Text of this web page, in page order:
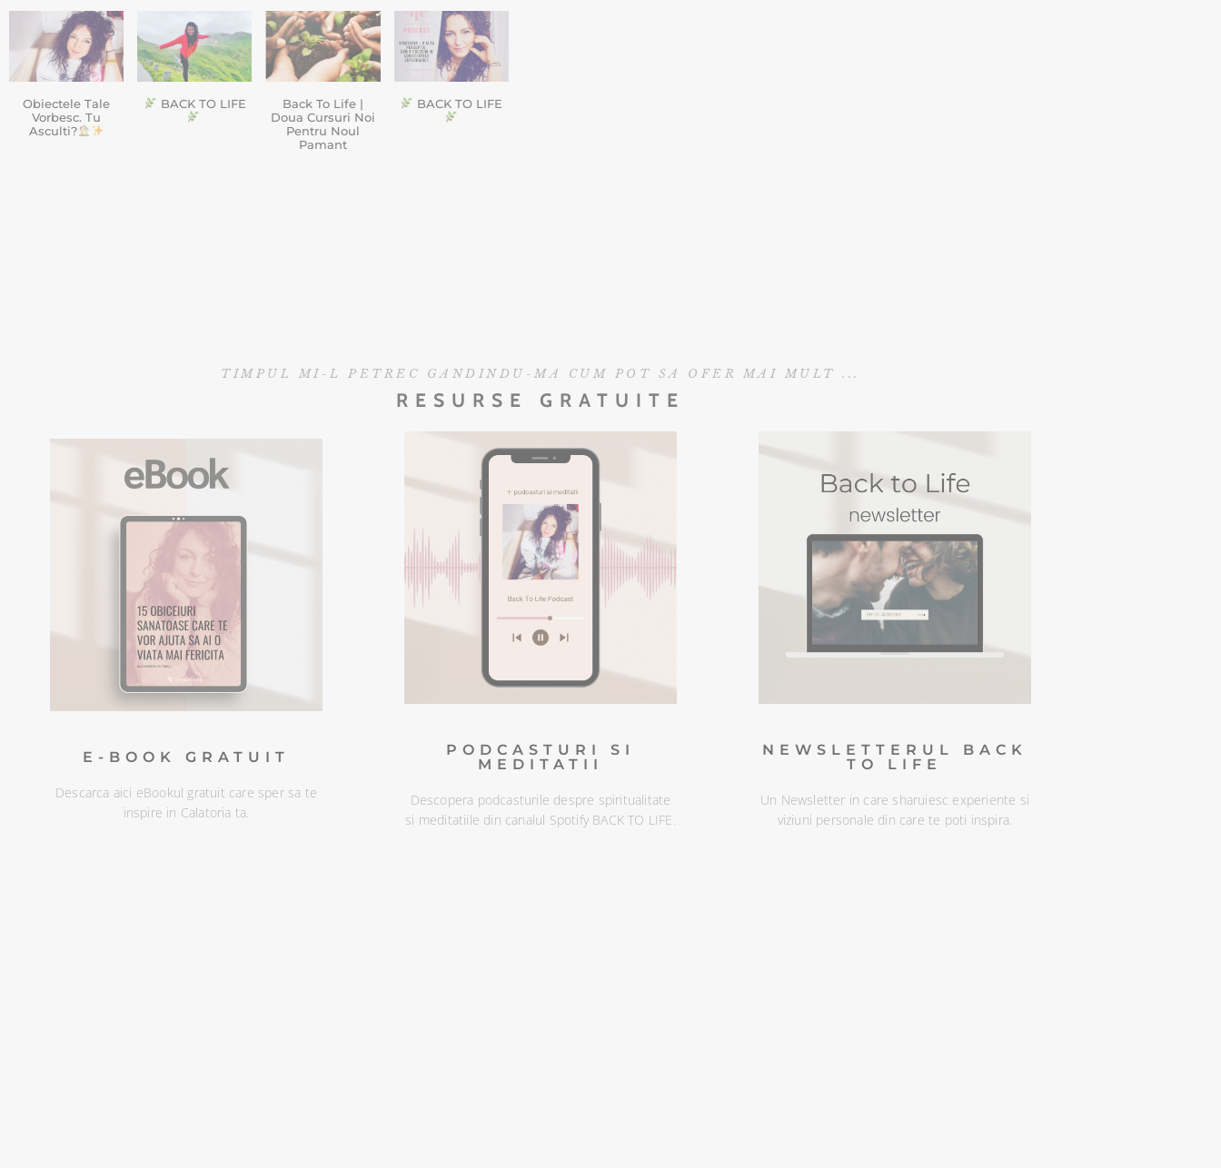
Obiectele Tale
Vorbesc. Tu
Asculti?
BACK TO LIFE
Back To Life |
Doua Cursuri Noi
Pentru Noul
Pamant
BACK TO LIFE
TIMPUL MI-L PETREC GANDINDU-MA CUM POT SA OFER MAI MULT ...
RESURSE GRATUITE
E-BOOK GRATUIT
Descarca aici eBookul gratuit care sper sa te
inspire in Calatoria ta.
EBOOK GRATUIT
Descarca aici eBookul gratuit care
sper sa te inspire in Calatoria ta.
DESCOPERA
PODCASTURI SI
MEDITATII
Descopera podcasturile despre spiritualitate
si meditatiile din canalul Spotify BACK TO LIFE.
PODCASTURI SI
MEDITATII
Descopera podcasturile despre
spiritualitate si meditatiile din
canalul Spotify BACK TO LIFE.
NEWSLETTERUL BACK
TO LIFE
Un Newsletter in care sharuiesc experiente si
viziuni personale din care te poti inspira.
NEWSLETTERUL
BACK TO LIFE
Un Newsletter in care sharuiesc
experiente si viziuni personale din
care te poti inspira. Te poti dezabona
oricand :)
DESCOPERA